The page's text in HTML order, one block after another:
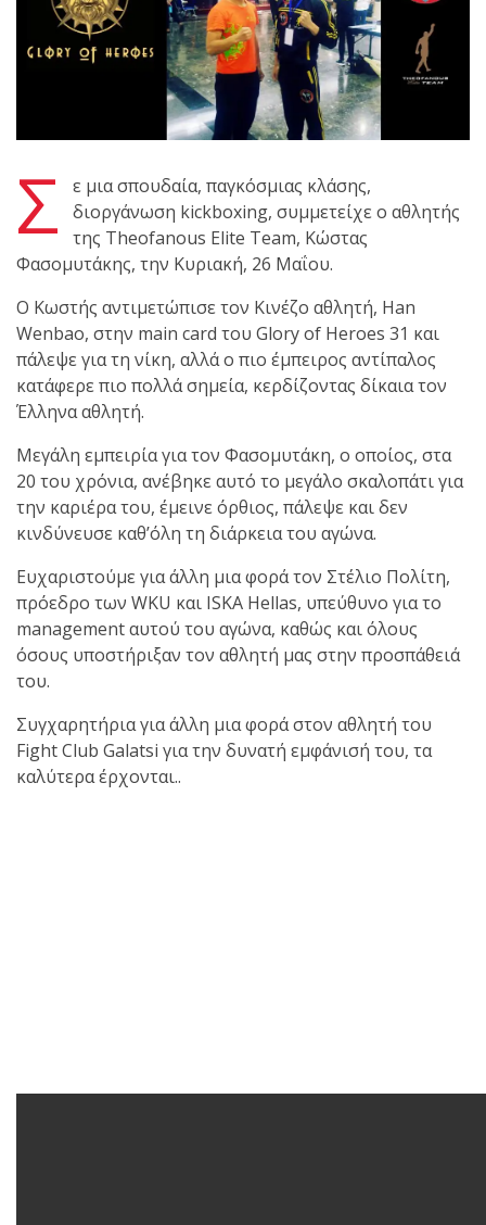
Ιωάννη
Θεοφάνους
με την υποστήριξη της
Club Galatsi ολοκλήρωσαν
με επιτυχία τις
καλοκαιρινές εξετάσεις
έγχρωμων ζωνών!
Με μεγάλη επιτυχία
πραγματοποιήθηκε το
κλειστό σεμινάριο
Brazilian Jiu-Jitsu με τον
Grand Master Reyson
Gracie στο Fight Club
Galatsi!
Βραζιλιάνος προπονητής
Reyson Gracie Red Belt 9th
Degree, σε σεμινάριο BJJ
για λίγους, στο Fight Club
Σ
ε μια σπουδαία, παγκόσμιας κλάσης,
διοργάνωση kickboxing, συμμετείχε ο αθλητής
της Theofanous Elite Team, Κώστας
Φασομυτάκης, την Κυριακή, 26 Μαΐου.
O Κωστής αντιμετώπισε τον Κινέζο αθλητή, Han
Wenbao, στην main card του Glory of Heroes 31 και
πάλεψε για τη νίκη, αλλά ο πιο έμπειρος αντίπαλος
κατάφερε πιο πολλά σημεία, κερδίζοντας δίκαια τον
Έλληνα αθλητή.
Μεγάλη εμπειρία για τον Φασομυτάκη, ο οποίος, στα
20 του χρόνια, ανέβηκε αυτό το μεγάλο σκαλοπάτι για
την καριέρα του, έμεινε όρθιος, πάλεψε και δεν
κινδύνευσε καθ’όλη τη διάρκεια του αγώνα.
Ευχαριστούμε για άλλη μια φορά τον Στέλιο Πολίτη,
πρόεδρο των WKU και ISKA Hellas, υπεύθυνο για το
management αυτού του αγώνα, καθώς και όλους
όσους υποστήριξαν τον αθλητή μας στην προσπάθειά
του.
Συγχαρητήρια για άλλη μια φορά στον αθλητή του
Fight Club Galatsi για την δυνατή εμφάνισή του, τα
καλύτερα έρχονται..